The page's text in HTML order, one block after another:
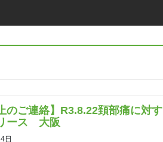
のご連絡】R3.8.22頚部痛に対す
ース 大阪
日